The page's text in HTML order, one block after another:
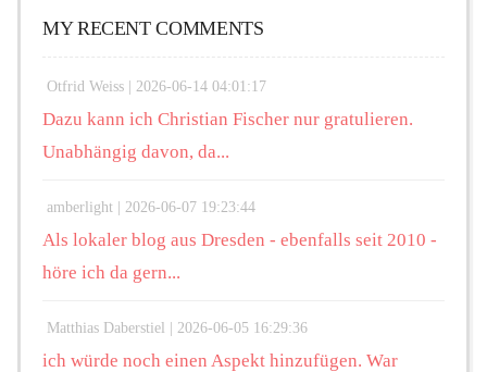
MY RECENT COMMENTS
Otfrid Weiss | 2026-06-14 04:01:17
Dazu kann ich Christian Fischer nur gratulieren.
Unabhängig davon, da...
amberlight | 2026-06-07 19:23:44
Als lokaler blog aus Dresden - ebenfalls seit 2010 -
höre ich da gern...
Matthias Daberstiel | 2026-06-05 16:29:36
ich würde noch einen Aspekt hinzufügen. War